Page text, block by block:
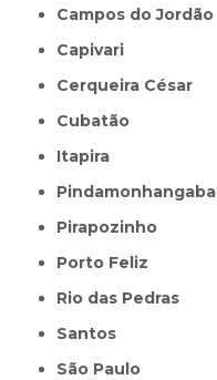
Campos do Jordão
Capivari
Cerqueira César
Cubatão
Itapira
Pindamonhangaba
Pirapozinho
Porto Feliz
Rio das Pedras
Santos
São Paulo